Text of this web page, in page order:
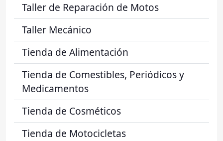
Taller de Reparación de Motos
Taller Mecánico
Tienda de Alimentación
Tienda de Comestibles, Periódicos y
Medicamentos
Tienda de Cosméticos
Tienda de Motocicletas